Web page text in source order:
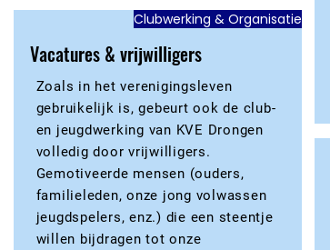
Clubwerking & Organisatie
Vacatures & vrijwilligers
Zoals in het verenigingsleven
gebruikelijk is, gebeurt ook de club-
en jeugdwerking van KVE Drongen
volledig door vrijwilligers.
Gemotiveerde mensen (ouders,
familieleden, onze jong volwassen
jeugdspelers, enz.) die een steentje
willen bijdragen tot onze